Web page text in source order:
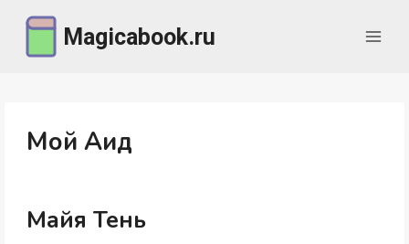
содержимому
Magicabook.ru
Мой Аид
Майя Тень